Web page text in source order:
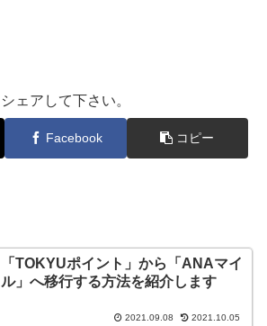
シェアして下さい。
Facebook コピー
「TOKYUポイント」から「ANAマイ
ル」へ移行する方法を紹介します
2021.09.08 2021.10.05